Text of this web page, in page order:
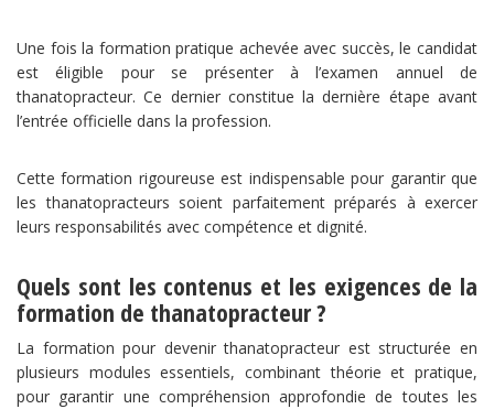
Une fois la formation pratique achevée avec succès, le candidat
est éligible pour se présenter à l’examen annuel de
thanatopracteur. Ce dernier constitue la dernière étape avant
l’entrée officielle dans la profession.
Cette formation rigoureuse est indispensable pour garantir que
les thanatopracteurs soient parfaitement préparés à exercer
leurs responsabilités avec compétence et dignité.
Quels sont les contenus et les exigences de la
formation de thanatopracteur ?
La formation pour devenir thanatopracteur est structurée en
plusieurs modules essentiels, combinant théorie et pratique,
pour garantir une compréhension approfondie de toutes les